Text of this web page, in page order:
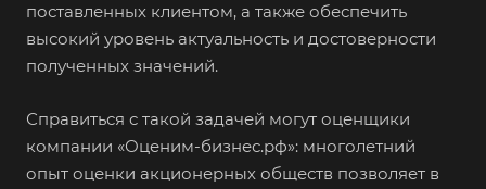
поставленных клиентом, а также обеспечить
высокий уровень актуальность и достоверности
полученных значений.
Справиться с такой задачей могут оценщики
компании «Оценим-бизнес.рф»: многолетний
опыт оценки акционерных обществ позволяет в
Аша
Баймак
Балаково
Балашиха